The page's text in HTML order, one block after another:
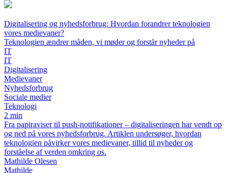
Digitalisering og nyhedsforbrug: Hvordan forandrer teknologien
vores medievaner?
Teknologien ændrer måden, vi møder og forstår nyheder på
IT
IT
Digitalisering
Medievaner
Nyhedsforbrug
Sociale medier
Teknologi
2 min
Fra papiraviser til push-notifikationer – digitaliseringen har vendt op
og ned på vores nyhedsforbrug. Artiklen undersøger, hvordan
teknologien påvirker vores medievaner, tillid til nyheder og
forståelse af verden omkring os.
Mathilde Olesen
Mathilde